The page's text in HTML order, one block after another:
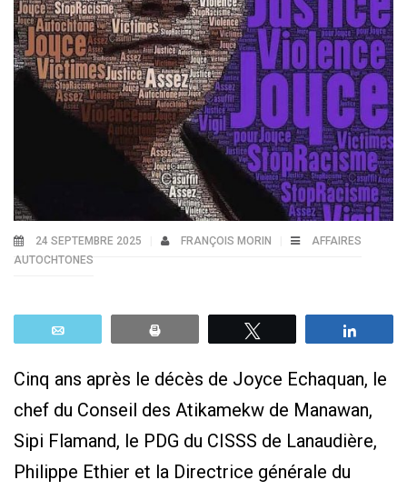
24 SEPTEMBRE 2025 FRANÇOIS MORIN
AFFAIRES
AUTOCHTONES
Cinq ans après le décès de Joyce Echaquan, le
chef du Conseil des Atikamekw de Manawan,
Sipi Flamand, le PDG du CISSS de Lanaudière,
Philippe Ethier et la Directrice générale du